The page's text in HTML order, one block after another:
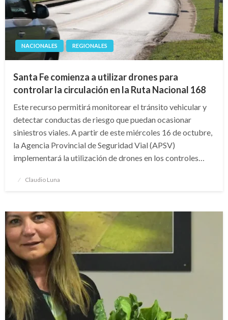
NACIONALES REGIONALES
Santa Fe comienza a utilizar drones para
controlar la circulación en la Ruta Nacional 168
Este recurso permitirá monitorear el tránsito vehicular y
detectar conductas de riesgo que puedan ocasionar
siniestros viales. A partir de este miércoles 16 de octubre,
la Agencia Provincial de Seguridad Vial (APSV)
implementará la utilización de drones en los controles…
Publicado
Claudio Luna